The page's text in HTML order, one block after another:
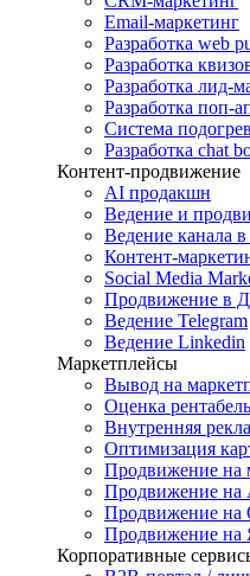
Email-маркетинг
Разработка web
Разработка
Разработка лид-
Разработка поп-
Система
Разработка chat
Контент-продвижение
AI продакшн
Ведение и
Ведение канала
Контент-
Social Media
Продвижение в
Ведение Telegram
Ведение Linkedin
Маркетплейсы
Вывод на
Оценка
Внутренняя
Оптимизация
Продвижение на
Продвижение на
Продвижение на
Продвижение на
Корпоративные